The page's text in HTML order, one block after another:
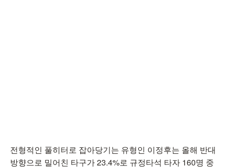
전형적인 풀히터로 잡아당기는 유형인 이정후는 올해 반대
방향으로 밀어친 타구가 23.4%로 규정타석 타자 160명 중